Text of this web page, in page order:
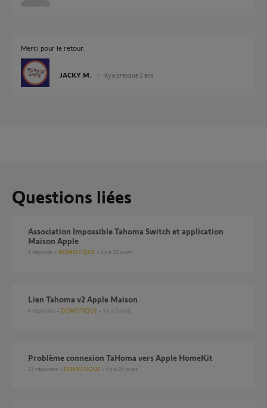
Merci pour le retour.
JACKY M. il y a presque 2 ans
Questions liées
Association Impossible Tahoma Switch et application
Maison Apple
1 réponse DOMOTIQUE il y a 22 jours
Lien Tahoma v2 Apple Maison
4 réponses DOMOTIQUE il y a 5 mois
Problème connexion TaHoma vers Apple HomeKit
17 réponses DOMOTIQUE il y a 26 jours